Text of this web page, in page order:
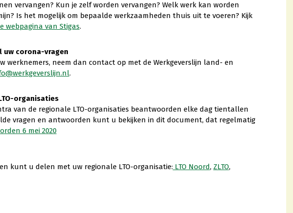
vervangen? Kun je zelf worden vervangen? Welk werk kan worden
Is het mogelijk om bepaalde werkzaamheden thuis uit te voeren? Kijk
webpagina van Stigas.
uw corona-vragen
werknemers, neem dan contact op met de Werkgeverslijn land- en
.
organisaties
van de regionale LTO-organisaties beantwoorden elke dag tientallen
vragen en antwoorden kunt u bekijken in dit document, dat regelmatig
6 mei 2020
kunt u delen met uw regionale LTO-organisatie: LTO Noord, ZLTO,